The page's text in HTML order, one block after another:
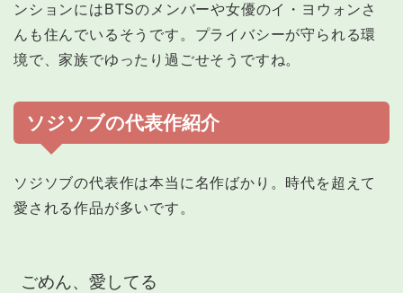
ンションにはBTSのメンバーや女優のイ・ヨウォンさ
んも住んでいるそうです。プライバシーが守られる環
境で、家族でゆったり過ごせそうですね。
ソジソブの代表作紹介
ソジソブの代表作は本当に名作ばかり。時代を超えて
愛される作品が多いです。
ごめん、愛してる